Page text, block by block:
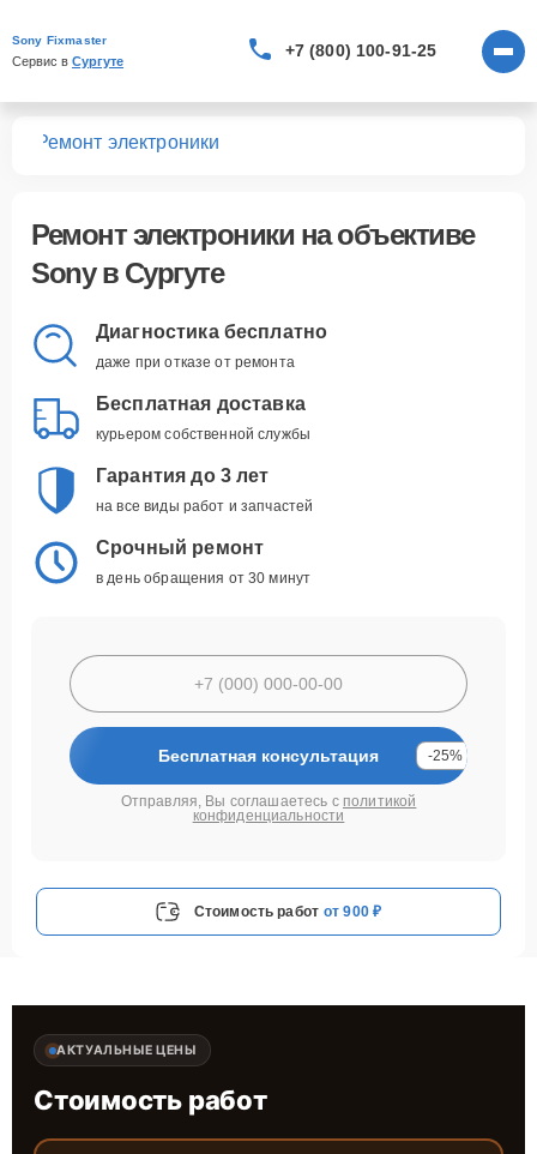
Sony Fixmaster
Сервис в Сургуте
+7 (800) 100-91-25
Ремонт электроники
Ремонт электроники на объективе
Sony в Сургуте
Диагностика бесплатно
даже при отказе от ремонта
Бесплатная доставка
курьером собственной службы
Гарантия до 3 лет
на все виды работ и запчастей
Срочный ремонт
в день обращения от 30 минут
Бесплатная консультация -25%
Отправляя, Вы соглашаетесь с политикой
конфиденциальности
Стоимость работ от 900 ₽
АКТУАЛЬНЫЕ ЦЕНЫ
Стоимость работ